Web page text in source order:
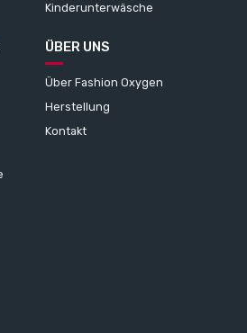
Kinderunterwäsche
ÜBER UNS
Über Fashion Oxygen
Herstellung
Kontakt